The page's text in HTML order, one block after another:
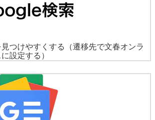
つけやすくする
（遷移先で文春オンラ
設定する）